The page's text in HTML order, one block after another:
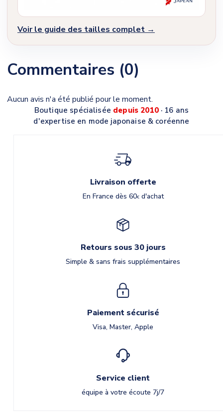
Voir le guide des tailles complet →
Commentaires (0)
Aucun avis n'a été publié pour le moment.
Boutique spécialisée depuis 2010· 16 ans
d'expertise en mode japonaise & coréenne
Livraison offerte
En France dès 60€d'achat
Retours sous 30 jours
Simple & sans frais supplémentaires
Paiement sécurisé
Visa, Master, Apple
Service client
équipe à votre écoute 7j/7